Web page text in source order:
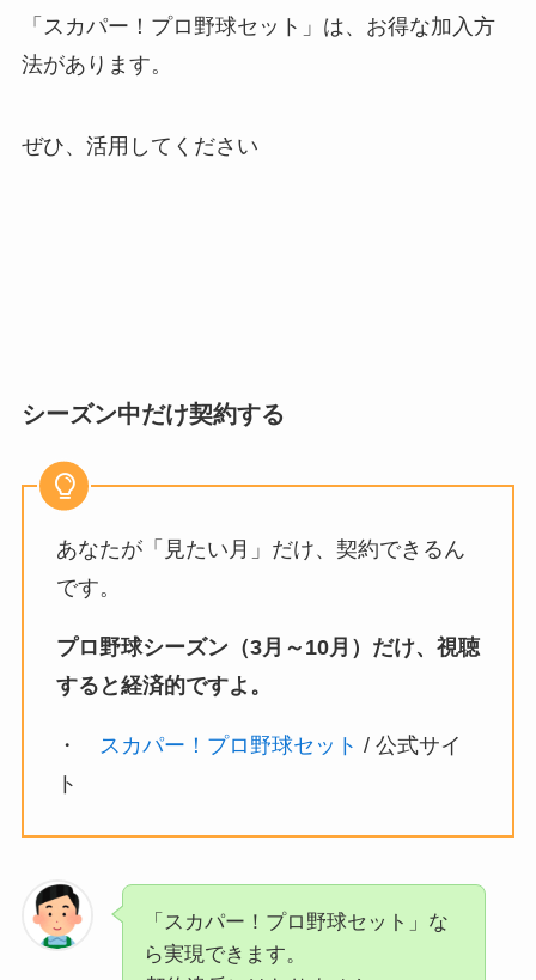
「スカパー！プロ野球セット」は、お得な加入方
法があります。
ぜひ、活用してください
シーズン中だけ契約する
あなたが「見たい月」だけ、契約できるん
です。
プロ野球シーズン（3月～10月）だけ、視聴
すると経済的ですよ。
・ スカパー！プロ野球セット / 公式サイ
ト
「スカパー！プロ野球セット」な
ら実現できます。